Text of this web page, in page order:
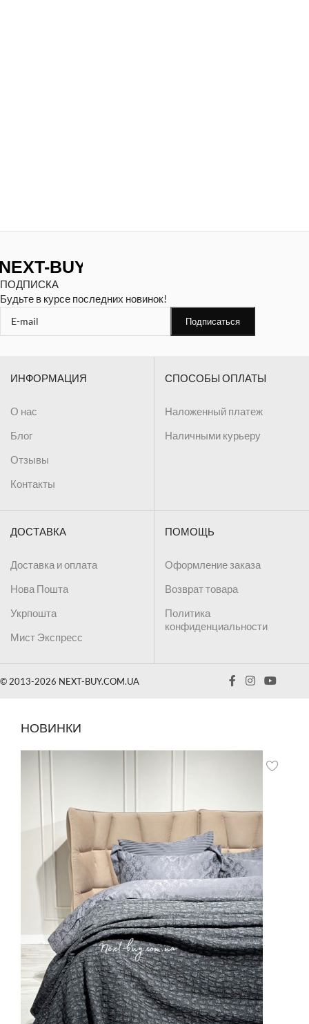
ПОДПИСКА
Будьте в курсе последних новинок!
ИНФОРМАЦИЯ
О нас
Блог
Отзывы
Контакты
СПОСОБЫ ОПЛАТЫ
Наложенный платеж
Наличными курьеру
ДОСТАВКА
Доставка и оплата
Нова Пошта
Укрпошта
Мист Экспресс
ПОМОЩЬ
Оформление заказа
Возврат товара
Политика
конфиденциальности
© 2013-2026 NEXT-BUY.COM.UA
НОВИНКИ